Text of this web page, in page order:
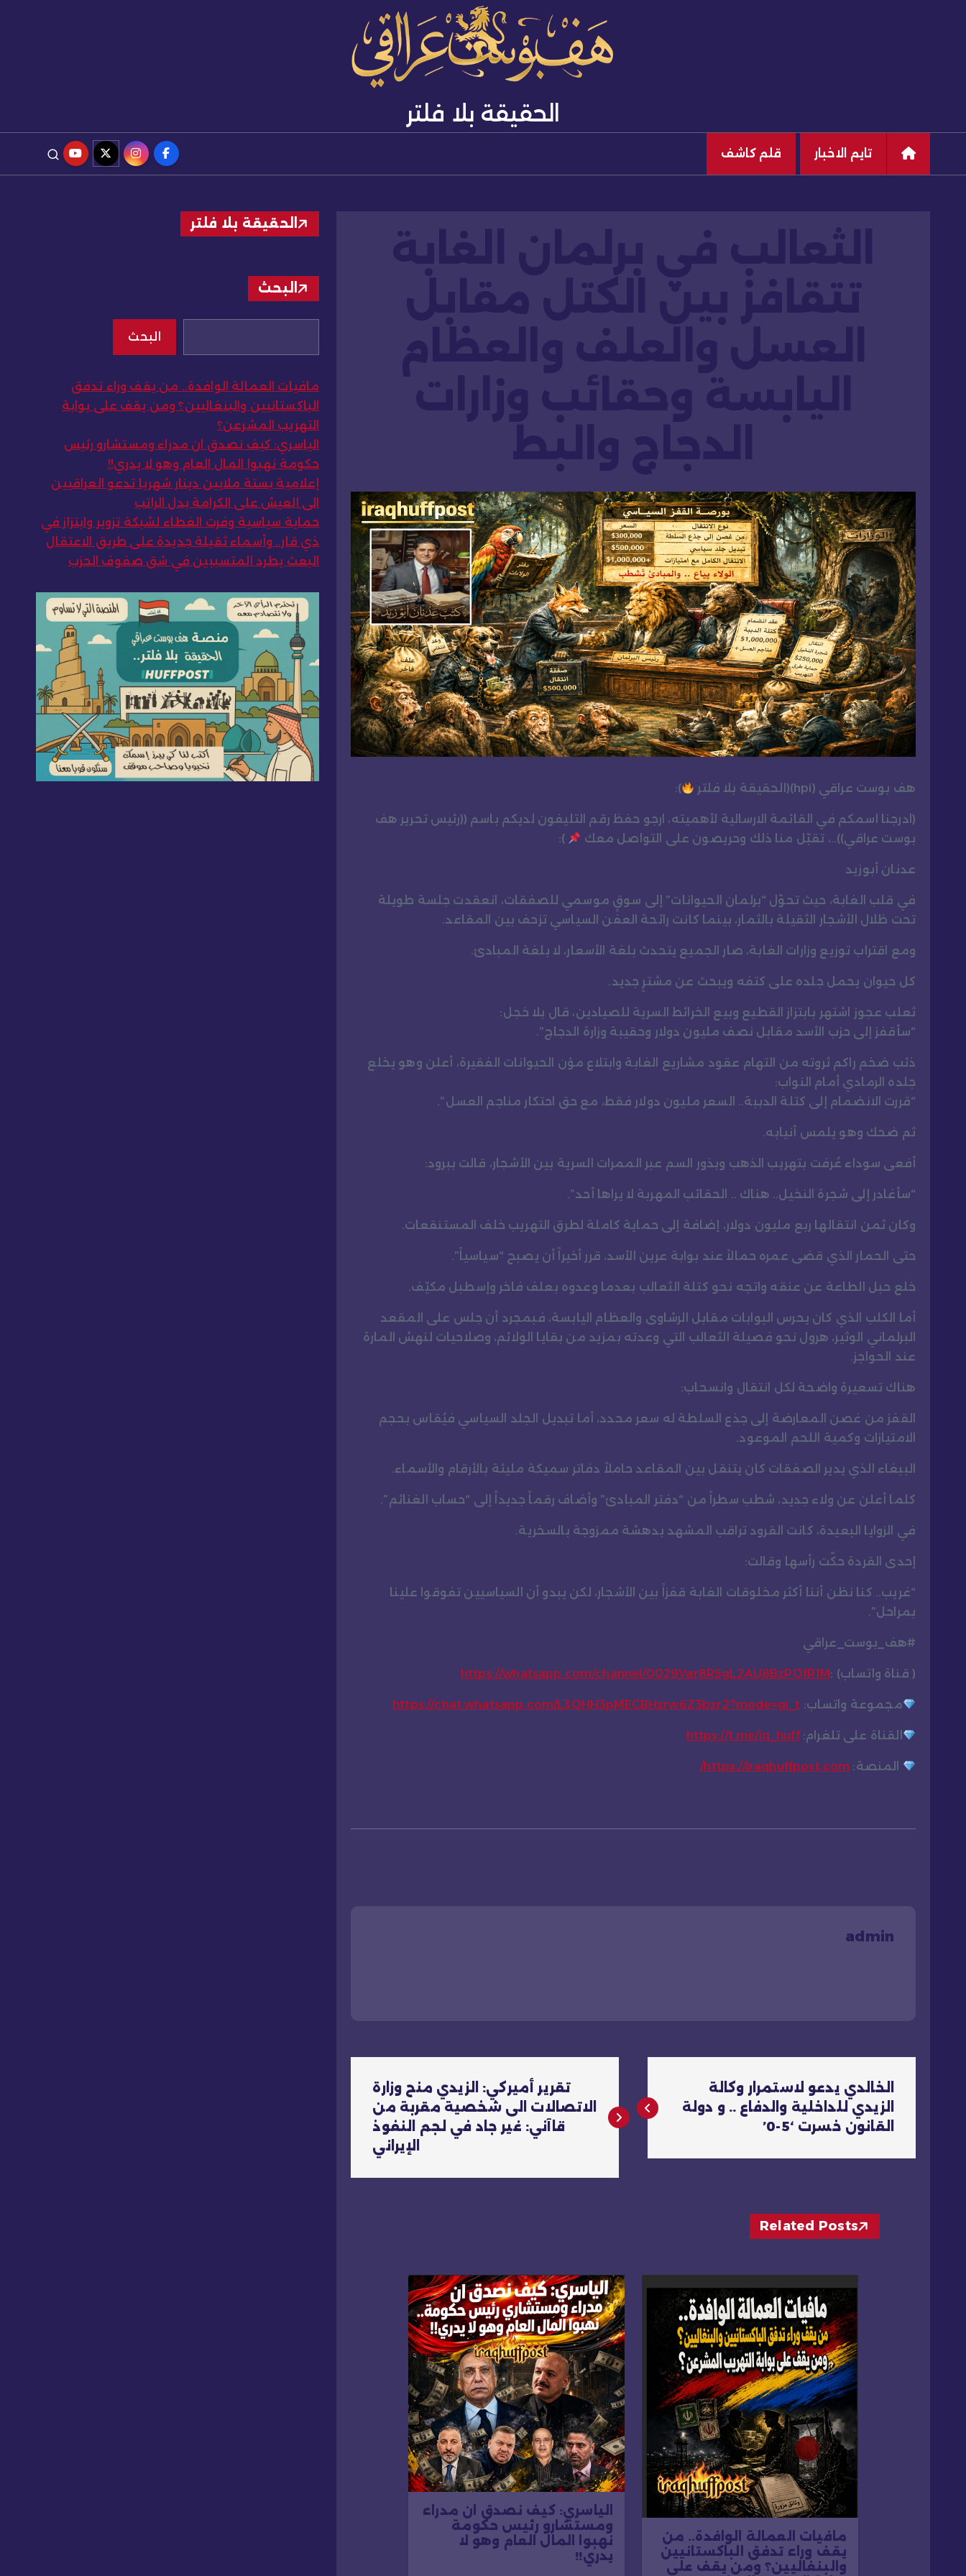
الحقيقة بلا فلتر
تايم الاخبار قلم كاشف
الثعالب في برلمان الغابة
تتقافز بين الكتل مقابل
اليابسة وحقائب وزارات
الدجاج والبط
هف بوست عراقي (hpi)(الحقيقة بلا فلتر ):
(ادرجنا اسمكم في القائمة الارسالية لأهميته، ارجو حفظ رقم التليفون لديكم باسم ((رئيس تحرير هف
بوست عراقي))..، تقبّل منا ذلك وحريصون على التواصل معك
):
عدنان أبوزيد
في قلب الغابة، حيث تحوّل “برلمان الحيوانات” إلى سوقٍ موسمي للصفقات، انعقدت جلسة طويلة
تحت ظلال الأشجار الثقيلة بالثمار، بينما كانت رائحة العفن السياسي تزحف بين المقاعد.
ومع اقتراب توزيع وزارات الغابة، صار الجميع يتحدث بلغة الأسعار، لا بلغة المبادئ.
كل حيوان يحمل جلده على كتفه ويبحث عن مشترٍ جديد.
ثعلب عجوز اشتهر بابتزاز القطيع وبيع الخرائط السرية للصيادين، قال بلا خجل:
“سأقفز إلى حزب الأسد مقابل نصف مليون دولار وحقيبة وزارة الدجاج”.
ذئب ضخم راكم ثروته من التهام عقود مشاريع الغابة وابتلاع مؤن الحيوانات الفقيرة، أعلن وهو يخلع
جلده الرمادي أمام النواب:
“قررت الانضمام إلى كتلة الدببة.. السعر مليون دولار فقط، مع حق احتكار مناجم العسل”.
ثم ضحك وهو يلمس أنيابه.
أفعى سوداء عُرفت بتهريب الذهب وبذور السم عبر الممرات السرية بين الأشجار، قالت ببرود:
“سأغادر إلى شجرة النخيل.. هناك .. الحقائب المهربة لا يراها أحد”.
وكان ثمن انتقالها ربع مليون دولار، إضافة إلى حماية كاملة لطرق التهريب خلف المستنقعات.
حتى الحمار الذي قضى عمره حمالاً عند بوابة عرين الأسد، قرر أخيراً أن يصبح “سياسياً”.
خلع حبل الطاعة عن عنقه واتجه نحو كتلة الثعالب بعدما وعدوه بعلف فاخر وإسطبل مكيّف.
أما الكلب الذي كان يحرس البوابات مقابل الرشاوى والعظام اليابسة، فبمجرد أن جلس على المقعد
البرلماني الوثير، هرول نحو فصيلة الثعالب التي وعدته بمزيد من بقايا الولائم، وصلاحيات لنهش المارة
عند الحواجز.
هناك تسعيرة واضحة لكل انتقال وانسحاب:
القفز من غصن المعارضة إلى جذع السلطة له سعر محدد، أما تبديل الجلد السياسي فيُقاس بحجم
الامتيازات وكمية اللحم الموعود.
الببغاء الذي يدير الصفقات كان يتنقل بين المقاعد حاملاً دفاتر سميكة مليئة بالأرقام والأسماء.
كلما أعلن عن ولاء جديد، شطب سطراً من “دفتر المبادئ” وأضاف رقماً جديداً إلى “حساب الغنائم”.
في الزوايا البعيدة، كانت القرود تراقب المشهد بدهشة ممزوجة بالسخرية.
إحدى القردة حكّت رأسها وقالت:
“غريب.. كنا نظن أننا أكثر مخلوقات الغابة قفزاً بين الأشجار، لكن يبدو أن السياسيين تفوقوا علينا
بمراحل”.
#هف_بوست_عراقي
( قناة واتساب) : https://whatsapp.com/channel/0029Var8RSgL2AU8BzPOfR1M
مجموعة واتساب: https://chat.whatsapp.com/L3QHH3pMECBHzrw6Z3bzr2?mode=gi_t
القناة على تلغرام:https://t.me/iq_huff
المنصة: https://iraqhuffpost.com/
admin
ص
فّ
الخالدي يدعو لاستمرار وكالة
الزيدي للداخلية والدفاع .. و دولة
القانون خسرت ‘5-0’
تقرير أميركي: الزيدي منح وزارة
الاتصالات الى شخصية مقربة من
قاآني: غير جاد في لجم النفوذ
الإيراني
Related Posts
مافيات العمالة الوافدة.. من
يقف وراء تدفق الباكستانيين
والبنغاليين؟ ومن يقف على
الياسري: كيف نصدق ان مدراء
ومستشارو رئيس حكومة
نهبوا المال العام وهو لا
يدري!!
الحقيقة بلا فلتر
البحث
البحث
مافيات العمالة الوافدة.. من يقف وراء تدفق
الباكستانيين والبنغاليين؟ ومن يقف على بوابة
التهريب المشرعن؟
الياسري: كيف نصدق ان مدراء ومستشارو رئيس
حكومة نهبوا المال العام وهو لا يدري!!
إعلامية بستة ملايين دينار شهريا تدعو العراقيين
الى العيش على الكرامة بدل الراتب
حماية سياسية وفرت الغطاء لشبكة تزوير وابتزاز في
ذي قار.. وأسماء ثقيلة جديدة على طريق الاعتقال
البعث يطرد المتسببين في شق صفوف الحزب